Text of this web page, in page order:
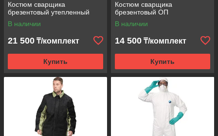
Костюм сварщика
брезентовый утепленный
В наличии
21 500 ₸/комплект
Купить
Костюм сварщика
брезентовый ОП
В наличии
14 500 ₸/комплект
Купить